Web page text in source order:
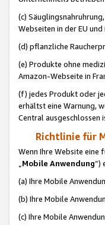
(c)
Webseiten in der EU
(d) pflanzliche
(e) Produkte ohne
Amazon-Webseite in
(f) jedes Produkt oder
erhältst eine Warnung,
Central ausgeschlossen
Richtlinie für
Wenn Ihre Website
„Mobile Anwendung“)
(a) Ihre Mobile
(b) Ihre Mobile
(c) Ihre Mobile